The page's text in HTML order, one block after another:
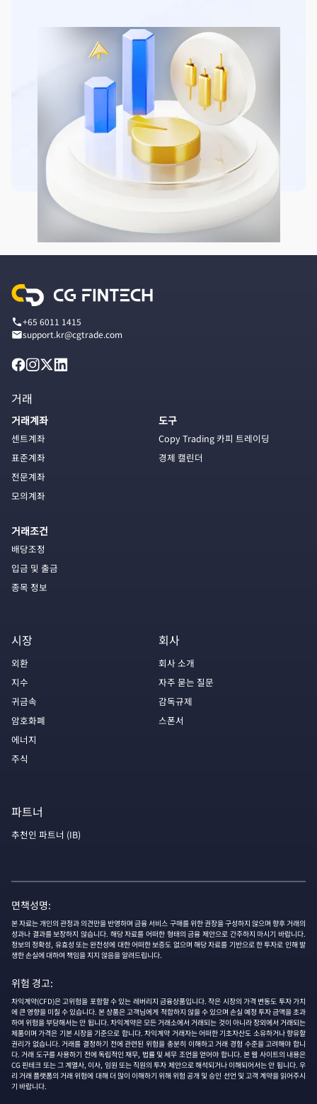
+65 6011 1415
support.kr@cgtrade.com
거래
거래계좌
센트계좌
표준계좌
전문계좌
모의계좌
거래조건
배당조정
입금 및 출금
종목 정보
도구
Copy Trading 카피 트레이딩
경제 캘린더
시장
외환
지수
귀금속
암호화폐
에너지
주식
회사
회사 소개
자주 묻는 질문
감독규제
스폰서
파트너
추천인 파트너 (IB)
면책성명:
본 자료는 개인의 관정과 의견만을 반영하며 금융 서비스 구매를 위한 권장을 구성하지 않으며 향후 거래의
성과나 결과를 보장하지 않습니다. 해당 자료를 어떠한 형태의 금융 제안으로 간주하지 마시기 바랍니다.
정보의 정확성, 유효성 또는 완전성에 대한 어떠한 보증도 없으며 해당 자료를 기반으로 한 투자로 인해 발
생한 손실에 대하여 책임을 지지 않음을 알려드립니다.
위험 경고:
차익계약(CFD)은 고위험을 포함할 수 있는 레버리지 금융상품입니다. 작은 시장의 가격 변동도 투자 가치
에 큰 영향을 미칠 수 있습니다. 본 상품은 고객님에게 적합하지 않을 수 있으며 손실 예정 투자 금액을 초과
하여 위험을 부담해서는 안 됩니다. 차익계약은 모든 거래소에서 거래되는 것이 아니라 장외에서 거래되는
제품이며 가격은 기본 시장을 기준으로 합니다. 차익계약 거래자는 어떠한 기초자산도 소유하거나 향유할
권리가 없습니다. 거래를 결정하기 전에 관련된 위험을 충분히 이해하고 거래 경험 수준을 고려해야 합니
다. 거래 도구를 사용하기 전에 독립적인 재무, 법률 및 세무 조언을 얻어야 합니다. 본 웹 사이트의 내용은
CG 핀테크 또는 그 계열사, 이사, 임원 또는 직원의 투자 제안으로 해석되거나 이해되어서는 안 됩니다. 우
리 거래 플랫폼의 거래 위험에 대해 더 많이 이해하기 위해 위험 공개 및 승인 선언 및 고객 계약을 읽어주시
기 바랍니다.